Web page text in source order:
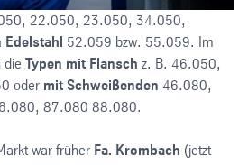
22.050, 23.050, 34.050,
Edelstahl 52.059 bzw. 55.059. Im
die Typen mit Flansch z. B. 46.050,
oder mit Schweißenden 46.080,
87.080 88.080.
war früher Fa. Krombach (jetzt